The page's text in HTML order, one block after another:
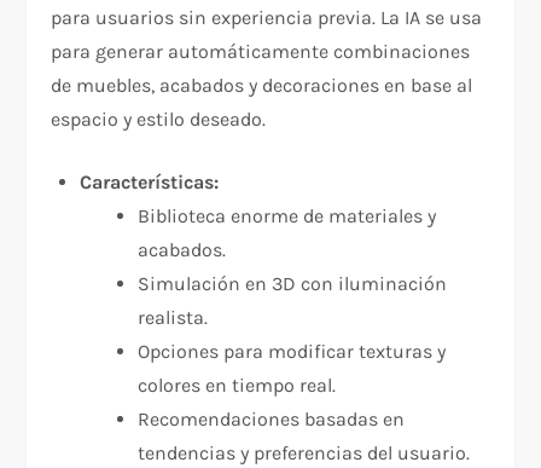
para usuarios sin experiencia previa. La IA se usa
para generar automáticamente combinaciones
de muebles, acabados y decoraciones en base al
espacio y estilo deseado.
Características:
Biblioteca enorme de materiales y
acabados.
Simulación en 3D con iluminación
realista.
Opciones para modificar texturas y
colores en tiempo real.
Recomendaciones basadas en
tendencias y preferencias del usuario.